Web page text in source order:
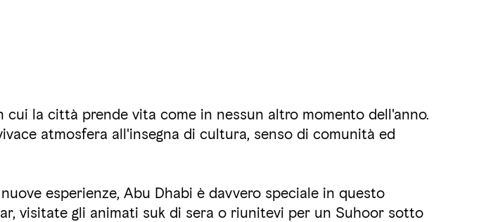
la città prende vita come in nessun altro momento dell'anno.
atmosfera all'insegna di cultura, senso di comunità ed
esperienze, Abu Dhabi è davvero speciale in questo
visitate gli animati suk di sera o riunitevi per un Suhoor sotto